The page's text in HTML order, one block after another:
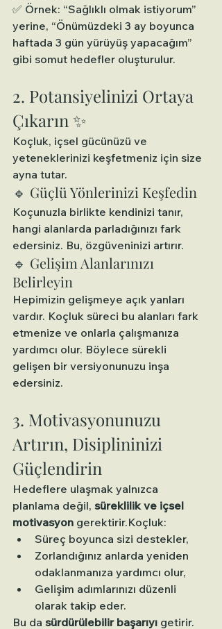
✅ Örnek: “Sağlıklı olmak istiyorum”
yerine, “Önümüzdeki 3 ay boyunca
haftada 3 gün yürüyüş yapacağım”
gibi somut hedefler oluşturulur.
2. Potansiyelinizi Ortaya
Çıkarın ✨
Koçluk, içsel gücünüzü ve
yeteneklerinizi keşfetmeniz için size
ayna tutar.
🔹 Güçlü Yönlerinizi Keşfedin
Koçunuzla birlikte kendinizi tanır,
hangi alanlarda parladığınızı fark
edersiniz. Bu, özgüveninizi artırır.
🔹 Gelişim Alanlarınızı
Belirleyin
Hepimizin gelişmeye açık yanları
vardır. Koçluk süreci bu alanları fark
etmenize ve onlarla çalışmanıza
yardımcı olur. Böylece sürekli
gelişen bir versiyonunuzu inşa
edersiniz.
3. Motivasyonunuzu
Artırın, Disiplininizi
Güçlendirin
Hedeflere ulaşmak yalnızca
planlama değil, süreklilik ve içsel
motivasyon gerektirir.Koçluk:
Süreç boyunca sizi destekler,
Zorlandığınız anlarda yeniden
odaklanmanıza yardımcı olur,
Gelişim adımlarınızı düzenli
olarak takip eder.
Bu da sürdürülebilir başarıyı getirir.